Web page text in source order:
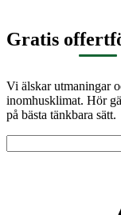
Gratis
Vi älskar utmaningar
inomhusklimat. Hör
på bästa tänkbara sätt.